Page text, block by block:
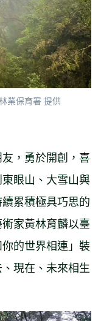
業保育署 提供
，勇於開創，喜
眼山、大雪山與
累積極具巧思的
家黃林育麟以臺
的世界相連」裝
現在、未來相生